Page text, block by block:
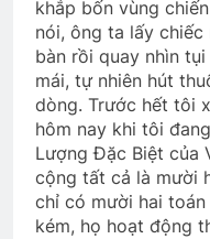
TẾT,
3 Years
Em
2 Years
khắp bốn vùng
nói, ông ta lấy
bàn rồi quay nhìn
mái, tự nhiên hút
dòng. Trước hết tôi
hôm nay khi tôi
Lượng Đặc Biệt của
cộng tất cả là mười
chỉ có mười hai
kém, họ hoạt động